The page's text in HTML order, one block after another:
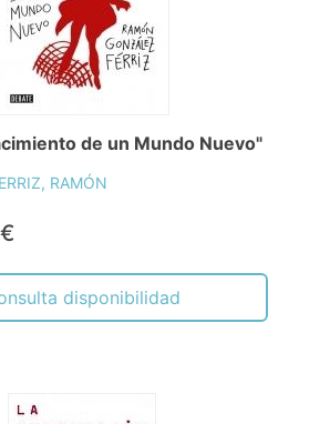
de un Mundo Nuevo"
RAMÓN
disponibilidad